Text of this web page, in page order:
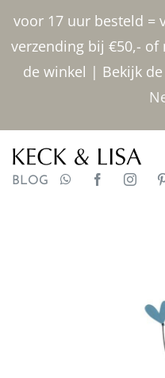
voor 17 uur besteld =
verzending bij €50,-
de winkel | Bekijk
inhoud
BLOG